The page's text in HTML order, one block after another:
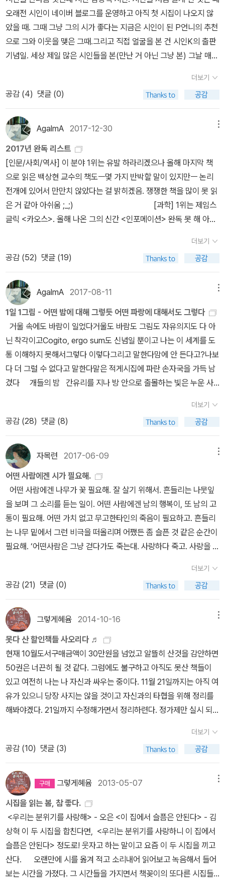
의 시 안에서 묘한 위로를 얻는다. 그의 진정성 어린 언어는 그토록 강
력하고 독특한 방식으로 우리를 위로한다.
않으려니, 너무나 힘들었다. 나는 한 얼굴의 속을 보기가 무서웠다. 그
러나 그보다 얼굴이 없는 상처 난 맨머리를 볼까 봐 훨씬 더 무서웠다.
ㅡ 릴케 『말테의 수기』(열린책들) '그렇지만 당신은 그 걸인에게 돈
을 주었지요?''네, 그래서요? 나는 나 하고 싶은 대로 했습니다. 나는
두려웠고, 바로 그게 진실입니다. 난 그 상황이 거북스러웠죠. 구구절
절 변명 늘어놓는 걸 입막음하려고 그에게 그 적은 액수를 건넨 겁니
다. 개인적 반응이라는 사항 역시 고려에 포함해야 할 테죠.''당신은
우 나는 그에게 특정 부서를 방문하도록 권유하거나 그가 어려움
에 처하게 된 이유들에 대해 자세히 물었어야 했겠지요. 그를 설득하
려고 애써야 했을 거란 말입니다. 그런데 과연 무엇을 설득한다는 겁
니까? 터무니없는 일이에요. 나는 그의 말에 복종함으로써 사안을 최
소한의 경비로 매듭지었습니다.'ㅡ 모리스 블랑쇼 『지극히 높은 자』,
1장 2. 미셸 앙리 『물질 현상학』3. 루스 베네딕트 『문화의 패턴』4.
유디트 살란스키 『머나먼 섬들의 지도』ㅡ 이런 독특한 접근의 인류학
책 좋아한다. 5. E. E. 커밍스 『이것은 시를 위한 강의가 아니다』​​
대표 주자로 꼽을 수 있는 마빈 민스키 책을 안 읽을 수 없겠기에.7.
대니얼 샤모비츠 『은밀하고 위대한 식물의 감각법』ㅡ 식물을 좋아해
서 식물 연구 책은 특히 내 호기심을 자극한다. 안 살 수 없징!8. 이종
관 『포스트휴먼이 온다』ㅡ 도서관에서 빌려 읽었는데 인공지능 책
읽을 때 참고할 게 있을 거 같아 소장용으로 구입. 이 책 좋다고 추천
했었는데 58회 한국출판문화상 저술-학술 부문 수상하셨더군요^^9.
김동규 / 김응빈 『미생물이 플라톤을 만났을 때』ㅡ 김상욱 교수 등 최
근 한국 과학자들 책이 맘에 들어서 관심을 가지고 읽기로 했다. 이 책
은 주제도 흥미롭기도 해서.​​ [시]10. 아틸라 요제프 『일곱 번째
사람』ㅡ 아틸라 요제프 시집 이제야 영접.11. 베르톨트 브레히트 『서
정시를 쓰기 힘든 시대』12. 알렉산드르 블로끄 외 『삶은 시작도 끝도
구매.14. 기형도 시전집 『길 위에서 중얼거리다』ㅡ 결국 삼ㅎㅎ;15.
이영주 『차가운 사탕들』ㅡ 신형철 『슬픔을 공부하는 슬픔』을 읽고 여
러 책을 리스트에 넣어뒀는데 다와다 요코 『영혼 없는 작가』와 이 시
집도 꼭 소장하고팠던 목록.16. 김상혁 『슬픔 비슷한 것은 눈물이 되
지 않는 시간』어쩌다 보니 그의 시집을 다 가지게 되었다. 『이 집에서
슬픔은 안 된다』(민음사), 『다만 이야기가 남았네』(문학동네 시인선)
두 시집에 대해서도 이런저런 기록을 남겼는데 이번 현대문학 핀 시
리즈 시인선 『슬픔 비슷한 것은 눈물이 되지 않는 시간』도 좋았다.거
기서 뽑은 오늘의 시 「고치지 않는 마음이 있고」 ​엄마가 필요한 때가
서점에서 책에 빠진 친구가 빛나는 때가 있고다 읽지도 못할 책을 욕
심껏 담아 온 내가 더 빛나는 때가 있다그렇게 쌓아둔 물건이 필요한
때가 있다그렇게 방치된 집이 부모와 물건보다 더 필요한 때가 있다
사랑해, 나도 사랑해요, 대문 앞에서 인사하고 돌아섰는데내 속에 너
무 사랑이 없어서 놀라는 때가 있고그럴 때 필요한 좋은 음식점이 중
심가에 있다막히는 길 뚫고 차로 몇 시간을 달려서먹어요, 그럼 먹을
게요, 퇴근길 식탁은 가끔 이렇게 다정한데엄마, 아빠, 친구 모르게 두
꺼워지는 어둠이 있다두꺼워지는 침묵이 있다 하지만 두꺼운 침묵이
라니? 에이, 그게 뭐야섭섭해진 친구가 뾰족하게 내민 입술처럼어색
한 시간을 뚫고 다가오는 그 뾰족함처럼제때 아닌 도착이 있다 그럼
에도 이어지는부모가 모르는 키스가 있고책에서 배운 적 없는 포옹이
시와 잘 어울리는, 룸 402 'FIN') ​ ​ [소설]17. 파
스칼 키냐르 『눈물들』ㅡ 키냐르 책은 안 살 수 없다. 없는 돈도 만들어
서 사고픈 작가!18. W. G. 제발트 『토성의 고리』ㅡ 드로잉노트를 주
길래 냉큼ㅎ19~20. 민음 북클럽 에디션 : 안톤 체호프 『베로치카』 ,
어니스트 헤밍웨이 『빗속의 고양이』21. 베르코르 『바다의 침묵』22.
앤절라 카터 『피로 물든 방』23. 오노레 드 발자크 『루이 랑베르』ㅡ
『나귀 가죽』과 함께 꼭 읽고 싶었던 발자크의 소설. 그의 유년 시절이
담긴 자전적 소설이라 더 기대.24~25. 귀스타브 플로베르 『부바르
와 페퀴셰』 1, 2ㅡ 롤랑 바르트 『카메라 루시다』에서 귀스타브 플로베
르 『부바르와 페퀴셰』 얘기가 나와 가지고ㅜㅜ... 이 책 잊고 있었는데
오래전 시인이 네이버 블로그를 운영하고 아직 첫 시집이 나오지 않
았을 때. 그때 그냥 그의 시가 좋다는 지금은 시인이 된 P언니의 추천
으로 그와 이웃을 맺은 그때.​그리고 직접 얼굴을 본 건 시인K의 출판
기념일. 세상 제일 많은 시인들을 본(만난 거 아닌 그냥 본) 그날 매우
말들을 뱉었을 가능성이 많은 그날.​그리곤 트친이 되고 그렇게 간간
히 시인의 일상과 거침없는 문장을 구경하고 간혹 건네던 그런 사이.​
그가 시에 대하여 이야기한다면 어떤 내용일까, 궁금했다.그의 시를
더 알아볼 수 있는 시간이길 기대했지만 그는 강연에서 자신의 시를
다루지 않는다고 했다. 대부분의 시인들이 그러하다고 했다. 아, 이건
낭독회가 아니었지! 다시 각잡고 유인물을 보니 이영광, 박상순, 박준,
김민정, 권혁웅, 황인찬, 김행숙의 시가 있음. 시인은 박상순과 김행숙
의 시를 너무나 좋아한다고 했음. ​특강의 주제는 <시는 당신을 닮는
다> 그리고 소주제는 당신의 사랑, 불안 어쩌고저쩌고였으나 사실 그
게 중요하지는 않아보임. 거기에 살짝 집착(?)하는 모습을 보았을 때
그의 이력에 교사가 있어야 할 것 같았음. 시인 자신도 수강자들을 보
며 헛헛한 웃음을 보임. 추측건대 수강자 최고 나이 80대임. 하하하!
이런 강의 너무나 힘든 강의. 토닥토닥!시대가 변해서 시에서 다루는
말만 가지고 가도 이날의 특강은 성공적! 게다가 나는 박상순이라는
시인을 김상혁 시인을 통해 처음 접하는데 매력적임. 어머, 그러고 보
니 나도 명사로 글을 종료하는 중임. '-음'은 아니지만^^시인이 시를
설명하는 것에 대체로 공감. 시를 굉장히 밝고 정확하게 낭독함. 내 경
험상 O시인 다음으로 밝게 읽는 시인이었음. 그러나 그보단 정확성이
더 인상적임. 들으면서 아나운서인줄. 시인은 일부러 그렇게 읽는다
고 함. 시인의 세계에서 생각없이 이루어지는 것은 무엇일까,에 대하
여 잠시 생각함. 시인의 말처럼 시인은 생각하는 시간이 많은 사람들,
함. 시인들을 부담주려고 한 말은 아님. 오늘의 정리 끝! 아니지, 진짜
정리의 끝은 박상순의 [슬픈 감자 200그램]을 읽고 난 그 후임.
더보기
공감 (4) 댓글 (0)
AgalmA 2017-12-30
2017년 완독 리스트
[인문/사회/역사] 이 분야 1위는 유발 하라리겠으나 올해 마지막 책
으로 읽은 백상현 교수의 책도ㅡ몇 가지 반박할 말이 있지만ㅡ 논리
전개에 있어서 만만치 않았다는 걸 밝히겠음. 쟁쟁한 책을 많이 못 읽
은 거 같아 아쉬움 ;_;) [과학] 1위는 제임스
글릭 <카오스>. 올해 나온 그의 신간 <인포메이션> 완독 못 해 아쉽
내년을 기다려라! (이봐, 이렇게 당당히 말해도 되는 거야;;;)
[자기계발/경제] <우아한 관찰주의자> 단 한 권 완독이지만;
좋았다. 테일러 피어슨 <직업의 종말>은 경제서인데 나는 자기계발
서로 분류. [시] 1위는 처음 생각했던 대로 변함없이 심보선 <
오늘은 잘 모르겠어> 이렇게 말하는 사람이 대체로 일등 먹지요...
[소설] 1위는 역시 도스토예프스키! <악령>이
가장 기억에 남는다. 5대 장편 소설 읽기 마무리 못했지만 계속 읽고
있는 중. 내년 초 마무리 지을 예정. <전쟁과 평화> 난 왜 이리 재미가
없지.... 초반 장벽 있는 책 같음. 톨스토이 읽다가 도선생에게 가면 바
로 재미 만끽~ [에세이]언제 읽어도
이 분야 1위는 페르난두 페소아 <불안의 책>이 될 것임. 몽테뉴를 빨
강석경 <일하는 예술가들>. 열화당이 재판 내길 촉구함! 한국 예술가
여 권 책을 빼고 완독으로만 계산하면 3일에 한 권 꼴로 읽는 셈인데
내년엔 좀 더 묵직한 책 읽기를 해야겠다고 반성. 완독이 안 되고 있는
책이 거의 그런 책;;;;
더보기
공감 (52) 댓글 (19)
AgalmA 2017-08-11
1일 1그림 - 어떤 밤에 대해 그렇듯 어떤 파랑에 대해서도 그렇다
거울 속에도 바람이 일었다거울도 바람도 그림도 자유의지도 다 아
닌 착각이고Cogito, ergo sum도 신념일 뿐이고 나는 이 세계를 도
통 이해하지 못해서그렇다 이렇다그리고 말한다맘에 안 든다고?나보
다 더 그럴 수 없다고 말한다말은 적게시집에 파란 손자국을 가득 남
겼다 개들의 밤 간유리를 지나 방 안으로 출몰하는 빛은 누운 사
입니까어두운 곳에서는 끊임없이 누군가 키스를 한다 끊임없이 누군
가 오줌을 눈다골목을 빠져나가는 비명이 들린다면 어떤 사람은 자기
만을 쳐다보던 짐승을 견디지 못했다는 것 그가 사라진 방향으로 짐
승의 목은 어둠 속에서 계속 자란다는 것 빛으로 다가갈 땐 똑바로 걸
을 수 없다기계는 어두운 곳으로 불빛을 낸다 그쪽으로 행진하는 자
들을 낸다오늘 한쪽 눈을 가리고 내일은 그 반대쪽의 세계를 가리듯
이언젠간 낮에서 밤으로만 걸어가는 아이를 낳을래 제 그림자 같은
건 사랑할 수 없는이런 나를 반복할 수 없고 하나의 연인만을 가질 수
있는 당신과의 전말은 다음과 같다; 가로등 빛 아래서 더러운 물을 핥
으며 욕망하는 검은 개들을 보았습니다. 그런 밤이면 우리는 서로의
가슴을 입속에 넣었지만 아무도 심장 뛰는 소리에 밤새 귀를 기울일
수는 없습니다너의 왼쪽 눈에서는 비가 내렸고 내 오른손 바닥엔 차
가운 결정이 쌓였다개는 슬프지 않다 개는 그럴 때 주먹을 쥘 수 없다
른손 바닥엔 차가운 결정이 쌓였다' (김상혁) 싯구 때문에 생각나 가
져왔다. Loro's - 너의 오른쪽 안구에서 난초향이 나 Loro's - 비
행
더보기
공감 (28) 댓글 (8)
자목련 2017-06-09
어떤 사람에겐 시가 필요해.
어떤 사람에겐 나무가 꽃 필요해. 잘 살기 위해서. 흔들리는 나뭇잎
을 보며 그 소리를 듣는 일이. 어떤 사람에겐 남의 행복이, 또 남의 고
통이 필요해. 어떤 가치 없고 무고한타인의 죽음이 필요하고. 흔들리
는 나무 밑에서 그런 비극을 떠올리며 어쨌든 좀 슬픈 것 같은 순간이
필요해. ‘어떤사람은 그냥 걷다가도 죽는대. 사랑하다 죽고. 사랑을 나
사람에겐 행복이 필요해. 꼭 나무를 보듯 불행이필요하고. 어쨌든 어
떤 믿음, 소망, 관용, 이런저런 이야기가 필요해. 그 이야기에 등장하
는 자신, 옆 사람, 어떤 사람그것도 아니면 크든 작든 사람을 닮은 그
무엇의 기쁨과 슬픔이. 우리에겐 우리와 비슷한 형상에 대한 사랑이
필요해.어떤 나쁜 마음이라도. 잘 살기 위해서. 조각난 팔과 다리.터지
고 일그러진 얼굴에 대한 말이 꼭 필요해. (「어떤」, 전문) 학창시절에
시를 암송하던 때가 있었다. 고등학교 입학이 결정되고 자유로운 시
간이었다. 지금과는 다른 시대였기에 가능했을 시간. 국어 선생님의
추천으로 책도 읽었고, 요즘 아이들에게는 가능하지 않을 시간이 아
닐까 싶다. 스마트폰으로 검색하면 시도 나오고 소설도 나오고. 그건
좋을 걸까. 좋은 시가 많았던 시집이다. 그러니까 내게는 그러했다. 아
름다우면서도 슬픈, 그러나 강한 기운이 전해지는 시집. 김상혁의 다
른 시집은 읽어보지 않았으니 그의 시에 대해 할 수 있는 말은 많지 않
더 좋을 것이다. 「어떤」이란 시가 참 좋아서, 계속해서 읽고 있다. 소
리 내어 누군가에게 말하듯 말이다. ‘어떤 사람’이란 말 대신 누군가의
이름을 넣어 읽어 보기도 한다. 아니, 내 이름을 넣는다. 아침마다 만
나는 나무의 놀라운 변화를 생각한다. 계절을 오롯이 껴앉는 나무
들. 하나같이 슬픔의 왕들이에요 나에게도 병원이 필요하지만 나 같
은 게 병원에 와도 되는 걸까, 이런 슬픔에도 치료가 필요할까, 동그랗
게 둘러앉았는데 나는 고개도 못 들고 (「슬픔의 왕」, 중에서) 너무 슬
플 땐 무서운 게 없더라네요 아무래도 내겐 공포를 지나질 수 있는 슬
더보기
공감 (21) 댓글 (0)
그렇게혜윰 2014-10-16
못다 산 할인책들 사오리다 ♬
현재 10월도서구매금액이 30만원을 넘었고 알뜰히 산것을 감안하면
50권은 너끈히 될 것 같다. 그럼에도 불구하고 아직도 못산 책들이
있고 여전히 나는 나 자신과 싸우는 중이다. 11월 21일까지는 아직 여
유가 있으니 당장 사지는 않을 것이고 자신과의 타협을 위해 정리를
해봐야겠다. 21일까지 수정해가면서 정리하련다. 정가제만 실시 되어
서 할인에 이어 아트도서가 할인경쟁에 뛰어들었다. 좋은 책들이 그
득하지만 비싼 책들이 많아 쉽게 지갑을 열지 못했었다. 야속하게 들
릴 수도 있지만 기회라면 기회... 개인적으로는 Art Idea 시리즈가 맘
에 들어서 책잔치 때에도 뒤적뒤적만 했었는데 이번엔 거의 모든 시
리즈가 반값 할인 중이다. 그래도 다 살 순 없고 관심있던 분야에 대한
구매가 이뤄질 것이다. 정치 관련 출판사인 책보
세 출판사의 할인도 시작되었는데 노무현 대통령에 대한 책들을 포함
하여 살 만한 책이 많다. 민음사 패밀리세일이 이달 마지막
주에 있는데 가지 못한다면 시집 할인전을 도모해도 좋겠다. 특별히
살 책이 아니라(아마 팸세도 가지 않으려나???) 이미 사서 읽은 시집
중에 몇 권 추천해 본다. 세트류는
더보기
공감 (10) 댓글 (3)
그렇게혜윰 2013-05-07
시집을 읽는 봄, 참 좋다.
<우리는 분위기를 사랑해> - 오은 <이 집에서 슬픔은 안된다> - 김
상혁 이 두 시집을 합친다면, <우리는 분위기를 사랑하니 이 집에서
슬픔은 안된다> 정도로! 웃자고 하는 말이고 요즘 이 두 시집을 끼고
산다. 오랜만에 시를 옮겨 적고 소리내어 읽어보고 녹음해서 들어
보는 시간을 가졌다. 그 시간들을 가지면서 책꽂이의 또다른 시집들